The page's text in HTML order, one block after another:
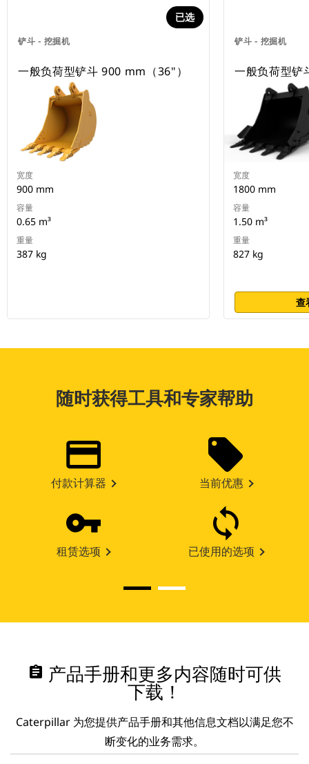
铲斗 - 挖掘机
已选
一般负荷型铲斗 900 mm（36"）
宽度
900 mm
容量
0.65 m³
重量
387 kg
铲斗 - 挖掘机
一般负荷型
宽度
1800 mm
容量
1.50 m³
重量
827 kg
查
随时获得工具和专家帮助
付款计算器 当前优惠
租赁选项 已使用的选项
assignment 产品手册和更多内容随时可供
下载！
Caterpillar 为您提供产品手册和其他信息文档以满足您不
断变化的业务需求。